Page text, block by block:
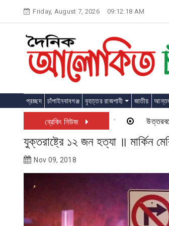
content
Friday, August 7, 2026 09:12:18 AM
প্রচ্ছদ চাঁপাইনবাবগঞ্জ বৃহত্তর রাজশাহী জাতীয়
ব্রেকিং নিউজ উত্তরবঙ্গে
যুক্তরাষ্ট্রে ১২ জন হত্যা ॥ মার্কিন
Nov 09, 2018